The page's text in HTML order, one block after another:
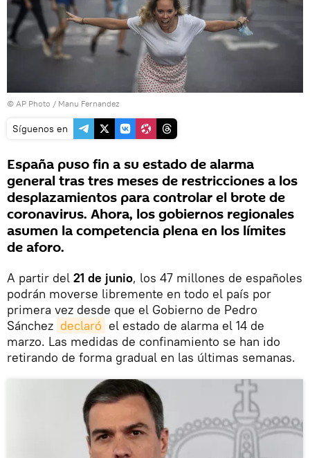
© AP Photo / Manu Fernandez
Síguenos en
España puso fin a su estado de alarma
general tras tres meses de restricciones a los
desplazamientos para controlar el brote de
coronavirus. Ahora, los gobiernos regionales
asumen la competencia plena en los límites
de aforo.
A partir del 21 de junio, los 47 millones de españoles
podrán moverse libremente en todo el país por
primera vez desde que el Gobierno de Pedro
Sánchez declaró el estado de alarma el 14 de
marzo. Las medidas de confinamiento se han ido
retirando de forma gradual en las últimas semanas.